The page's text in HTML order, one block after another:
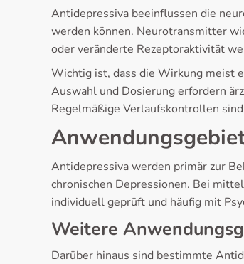
Antidepressiva beeinflussen die
werden können. Neurotransmitter
oder veränderte Rezeptoraktivität
Wichtig ist, dass die Wirkung meist
Auswahl und Dosierung erfordern
Regelmäßige Verlaufskontrollen
Antidepressiva werden primär zur
chronischen Depressionen. Bei
individuell geprüft und häufig mit
Weitere
Darüber hinaus sind bestimmte